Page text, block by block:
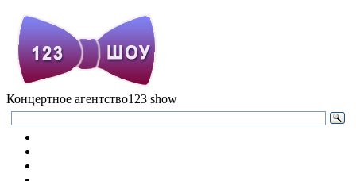
Концертное агентство123 show